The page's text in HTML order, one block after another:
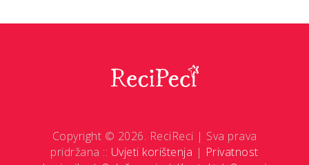
Copyright © 2026. ReciReci | Sva prava
pridržana :: Uvjeti korištenja | Privatnost